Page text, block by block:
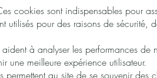
cookies sont indispensables pour
utilisés pour des raisons de
aident à analyser les performances de
une meilleure expérience utilisateur.
permettent au site de se souvenir